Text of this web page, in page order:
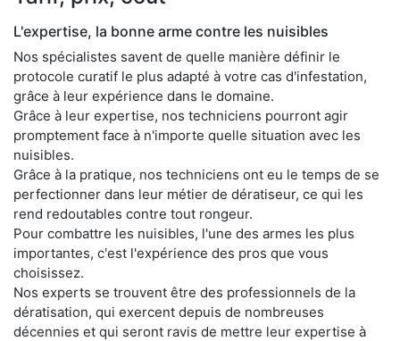
L'expertise, la bonne arme contre les nuisibles
Nos spécialistes savent de quelle manière définir le
protocole curatif le plus adapté à votre cas d'infestation,
grâce à leur expérience dans le domaine.
Grâce à leur expertise, nos techniciens pourront agir
promptement face à n'importe quelle situation avec les
nuisibles.
Grâce à la pratique, nos techniciens ont eu le temps de se
perfectionner dans leur métier de dératiseur, ce qui les
rend redoutables contre tout rongeur.
Pour combattre les nuisibles, l'une des armes les plus
importantes, c'est l'expérience des pros que vous
choisissez.
Nos experts se trouvent être des professionnels de la
dératisation, qui exercent depuis de nombreuses
décennies et qui seront ravis de mettre leur expertise à